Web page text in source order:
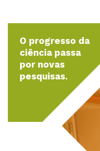
O progresso da
ciência passa
por novas
pesquisas.